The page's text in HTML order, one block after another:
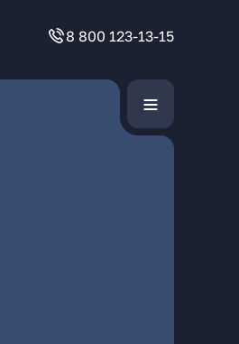
8 800 123-13-15